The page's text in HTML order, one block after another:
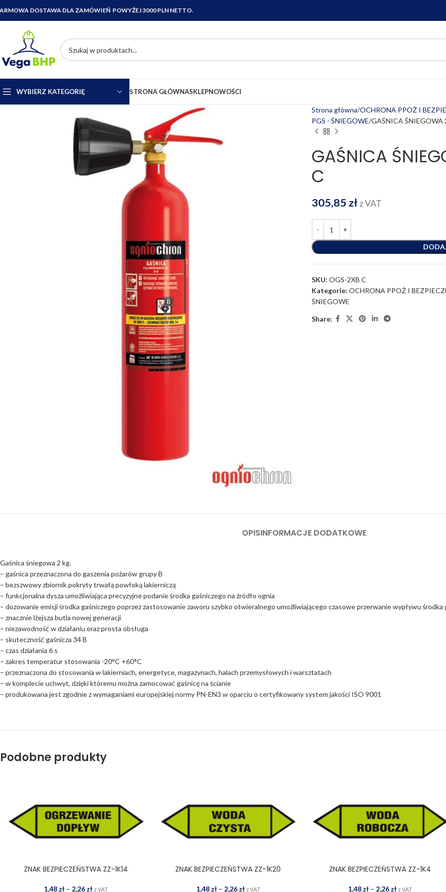
DOSTAWA DLA ZAMÓWIEŃ POWYŻEJ 3000 PLN NETTO.
WYBIERZ KATEGORIĘ STRONA GŁÓWNASKLEPNOWOŚCI
Strona główna OCHRONA PPOŻ I
PGS - ŚNIEGOWE GAŚNICA ŚNIEGOWA
GAŚNICA
C
305,85 zł z VAT
SKU: OGS-2XB C
Kategorie: OCHRONA PPOŻ I
ŚNIEGOWE
Share:
OPISINFORMACJE DODATKOWE
Gaśnica śniegowa 2 kg.
– gaśnica przeznaczona do gaszenia pożarów grupy B
– bezszwowy zbiornik pokryty trwałą powłoką lakierniczą
– funkcjonalna dysza umożliwiająca precyzyjne podanie środka gaśniczego na źródło ognia
– dozowanie emisji środka gaśniczego poprzez zastosowanie zaworu szybko otwieralnego umożliwiającego czasowe przerwanie wypływu środka
– znacznie lżejsza butla nowej generacji
– niezawodność w działaniu oraz prosta obsługa
– skuteczność gaśnicza 34 B
– czas działania 6 s
– zakres temperatur stosowania -20°C +60°C
– przeznaczona do stosowania w lakierniach, energetyce, magazynach, halach przemysłowych i warsztatach
– w komplecie uchwyt, dzięki któremu można zamocować gaśnicę na ścianie
– produkowana jest zgodnie z wymaganiami europejskiej normy PN-EN3 w oparciu o certyfikowany system jakości ISO 9001
Podobne produkty
WYBIERZ OPCJE
ZNAK BEZPIECZEŃSTWA ZZ-1K14
1,48 zł – 2,26 zł z VAT
WYBIERZ OPCJE
ZNAK BEZPIECZEŃSTWA ZZ-1K20
1,48 zł – 2,26 zł z VAT
WYBIERZ OPCJE
ZNAK BEZPIECZEŃSTWA ZZ-1K4
1,48 zł – 2,26 zł z VAT